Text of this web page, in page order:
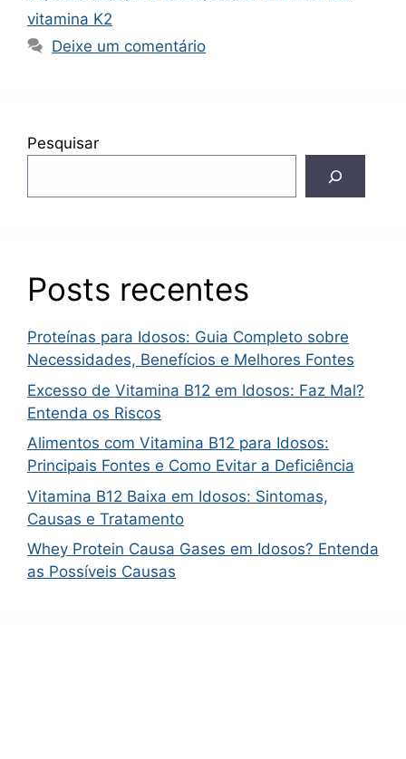
vitamina K2
Deixe um comentário
Pesquisar
Posts recentes
Proteínas para Idosos: Guia Completo sobre
Necessidades, Benefícios e Melhores Fontes
Excesso de Vitamina B12 em Idosos: Faz Mal?
Entenda os Riscos
Alimentos com Vitamina B12 para Idosos:
Principais Fontes e Como Evitar a Deficiência
Vitamina B12 Baixa em Idosos: Sintomas,
Causas e Tratamento
Whey Protein Causa Gases em Idosos? Entenda
as Possíveis Causas